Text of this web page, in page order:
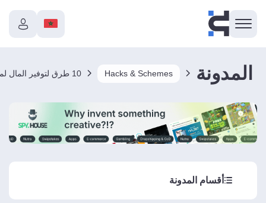
المدونة Hacks & Schemes
أقسام المدونة